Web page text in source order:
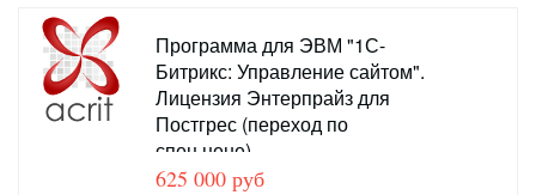
Программа для ЭВМ "1С-
Битрикс: Управление сайтом".
Лицензия Энтерпрайз для
Постгрес (переход по
спец.цене)
625 000 руб